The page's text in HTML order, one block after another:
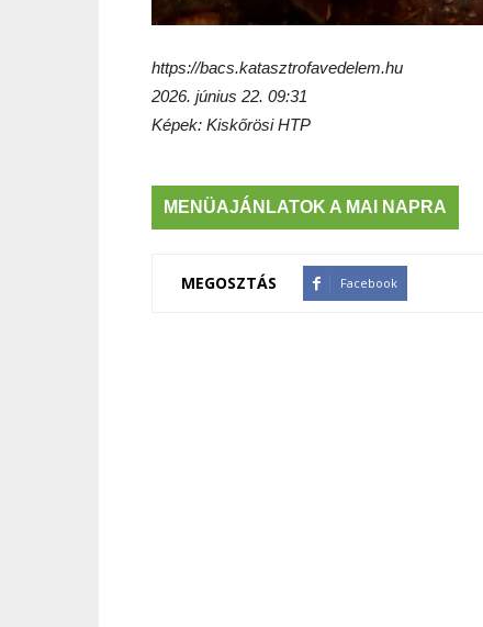
https://bacs.katasztrofavedelem.hu
2026. június 22. 09:31
Képek: Kiskőrösi HTP
MENÜAJÁNLATOK A MAI NAPRA
MEGOSZTÁS Facebook